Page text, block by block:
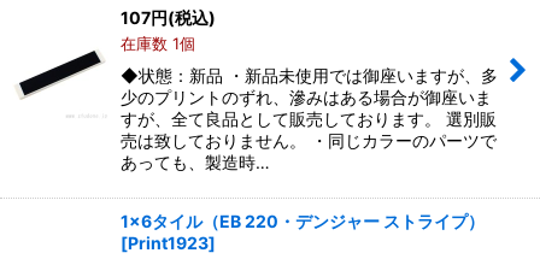
107円(税込)
在庫数 1個
◆状態：新品 ・新品未使用では御座いますが、多
少のプリントのずれ、滲みはある場合が御座いま
すが、全て良品として販売しております。 選別販
売は致しておりません。 ・同じカラーのパーツで
あっても、製造時…
1x6タイル（EB 220・デンジャー ストライプ）
[Print1923]